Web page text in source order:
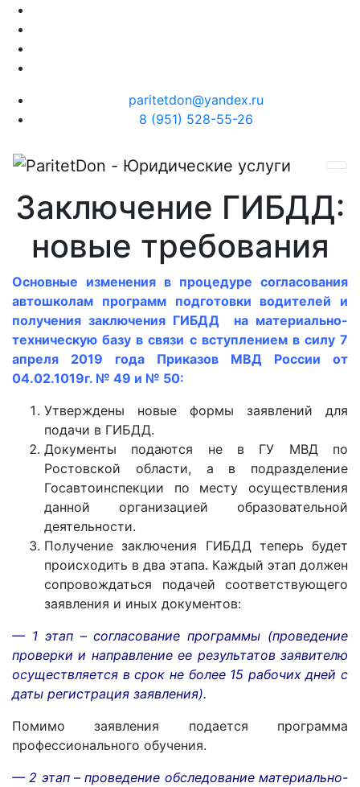
paritetdon@yandex.ru
8 (951) 528-55-26
Заключение ГИБДД:
новые требования
Основные изменения в процедуре согласования
автошколам программ подготовки водителей и
получения заключения ГИБДД на материально-
техническую базу в связи с вступлением в силу 7
апреля 2019 года Приказов МВД России от
04.02.1019г. № 49 и № 50:
Утверждены новые формы заявлений для
подачи в ГИБДД.
Документы подаются не в ГУ МВД по
Ростовской области, а в подразделение
Госавтоинспекции по месту осуществления
данной организацией образовательной
деятельности.
Получение заключения ГИБДД теперь будет
происходить в два этапа. Каждый этап должен
сопровождаться подачей соответствующего
заявления и иных документов:
— 1 этап–согласование программы (проведение
проверки и направление ее результатов заявителю
осуществляется в срок не более 15 рабочих дней с
даты регистрация заявления).
Помимо заявления подается программа
профессионального обучения.
— 2 этап–проведение обследование материально-